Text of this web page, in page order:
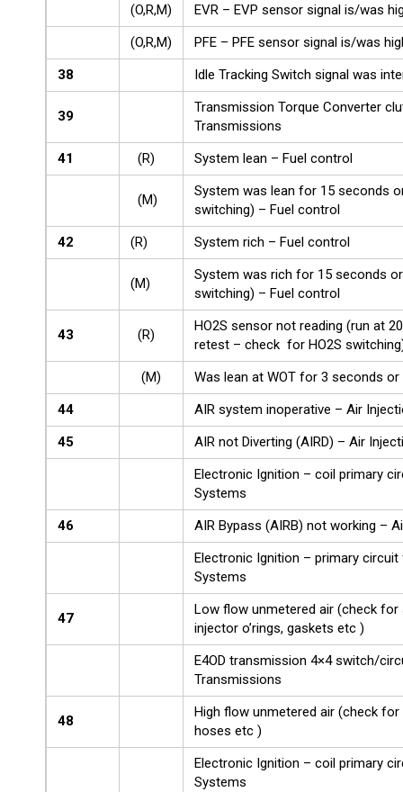
(O,R,M)
EVR – EVP sensor signal is/was
(O,R,M)
PFE – PFE sensor signal is/was
38
Idle Tracking Switch signal was
39
Transmission Torque Converter
Transmissions
41
(R) System lean – Fuel control
(M)
System was lean for 15 seconds
switching) – Fuel control
42
(R) System rich – Fuel control
(M)
System was rich for 15 seconds
switching) – Fuel control
43 (R)
HO2S sensor not reading (run at
retest – check for HO2S
(M)
Was lean at WOT for 3 seconds
44
AIR system inoperative – Air
45
AIR not Diverting (AIRD) – Air
Electronic Ignition – coil primary
Systems
46
AIR Bypass (AIRB) not working –
Electronic Ignition – primary
Systems
47
Low flow unmetered air (check for
injector o’rings, gaskets etc )
E4OD transmission 4×4 switch/
Transmissions
48
High flow unmetered air (check for
hoses etc )
Electronic Ignition – coil primary
Systems